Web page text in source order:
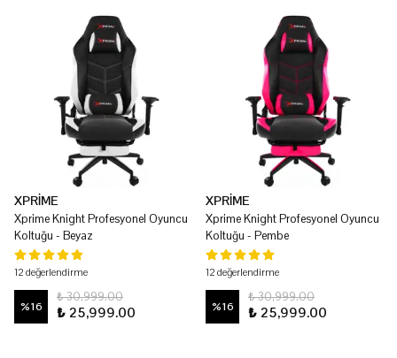
XPRİME
Xprime Knight Profesyonel Oyuncu
Koltuğu - Beyaz
12 değerlendirme
%16
₺ 30,999.00
₺ 25,999.00
XPRİME
Xprime Knight Profesyonel Oyuncu
Koltuğu - Pembe
12 değerlendirme
%16
₺ 30,999.00
₺ 25,999.00